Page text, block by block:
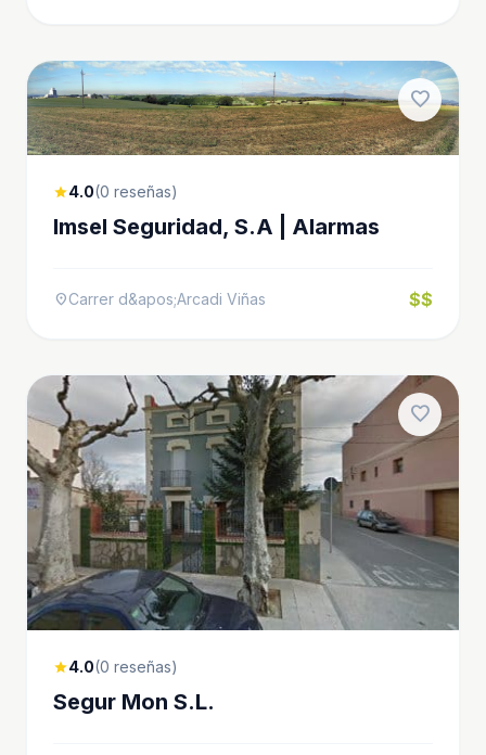
favorite
star4.0(0 reseñas)
Imsel Seguridad, S.A | Alarmas
location_onCarrer d&apos;Arcadi Viñas $$
favorite
star4.0(0 reseñas)
Segur Mon S.L.